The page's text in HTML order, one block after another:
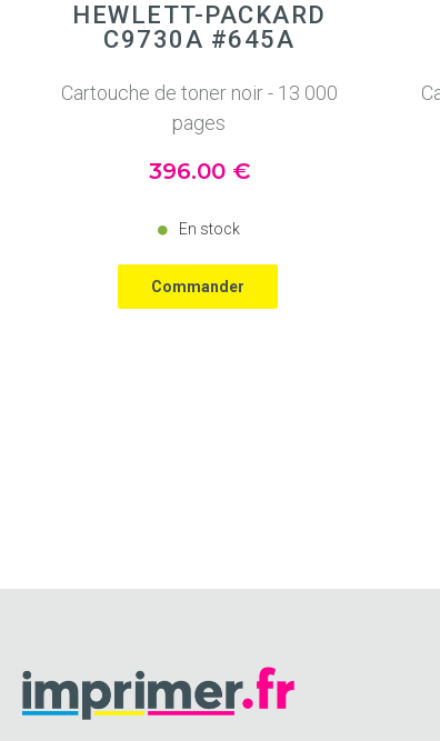
HEWLETT-PACKARD
C9730A #645A
Cartouche de toner noir - 13 000
pages
396.00 €
En stock